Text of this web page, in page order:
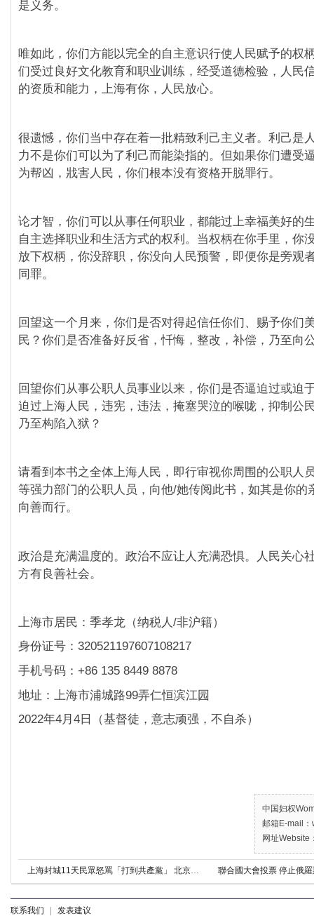
是义务。
唯如此，你们方能以完全的自主意识行使人民赋予的权
们受过良好文化教育和职业训练，经受道德检验，人民
的资质和能力，上海有你，人民放心。
很遗憾，你们当中存在着一批精致利己主义者。利己是
力不是你们可以为了利己而能染指的。但如果你们遭受
为帮凶，戕害人民，你们根本没有资格开脱罪行。
论才智，你们可以从事任何职业，都能过上幸福美好的
自主选择职业和生活方式的权利。当权柄在你手里，你
放下权柄，你没辞职，你没向人民预警，即便你是旁观
同罪。
回望这一个月来，你们是否对得起信任你们、赐予你们
民？你们是否准备好反省，忏悔，整改，补偿，乃至向
回望你们从事公职人员事业以来，你们是否逼迫过或迫
迫过上海人民，违宪，违法，掩塞哭泣的喉咙，抑制公
乃至构陷入狱？
请看到本书之全体上海人民，即行审视你周围的公职人
等强力部门的公职人员，向他/她传阅此书，如其是你的
向善而行。
政治是充满温度的。政治不应让人充满恐惧。人民关心
方有良善社会。
上海市居民：季孝龙（纳税人/非沪籍）
身份证号：320521197607108217
手机号码：+86 135 8449 8878
地址：上海市浦城路99弄仁恒滨江园
2022年4月4日（基督徒，意志顽强，不自杀）
中国妇权
邮箱E-mail
网址Website
上海封城11天民眾怒罵「打到共產黨」 北京難維穩 聯合國大會投票 停止俄
联系我们 发表建议